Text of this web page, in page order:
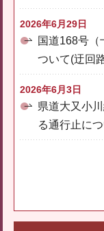
2026年6月29日
国道168号（
ついて(迂回
2026年6月3日
県道大又小
る通行止に